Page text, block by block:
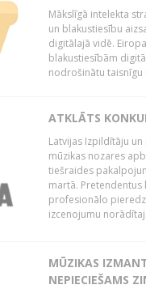
Mākslīgā intelekta
un blakustiesību
digitālajā vidē.
blakustiesībām
nodrošinātu taisnīgu
ATKLĀTS
Latvijas Izpildītāju
mūzikas nozares
tiešraides
martā. Pretendentus
profesionālo
izcenojumu
MŪZIKAS
NEPIECIEŠAMS